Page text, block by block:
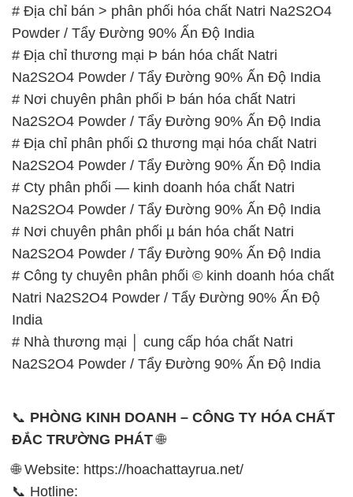
# Địa chỉ bán > phân phối hóa chất Natri Na2S2O4
Powder / Tẩy Đường 90% Ấn Độ India
# Địa chỉ thương mại Þ bán hóa chất Natri
Na2S2O4 Powder / Tẩy Đường 90% Ấn Độ India
# Nơi chuyên phân phối Þ bán hóa chất Natri
Na2S2O4 Powder / Tẩy Đường 90% Ấn Độ India
# Địa chỉ phân phối Ω thương mại hóa chất Natri
Na2S2O4 Powder / Tẩy Đường 90% Ấn Độ India
# Cty phân phối — kinh doanh hóa chất Natri
Na2S2O4 Powder / Tẩy Đường 90% Ấn Độ India
# Nơi chuyên phân phối µ bán hóa chất Natri
Na2S2O4 Powder / Tẩy Đường 90% Ấn Độ India
# Công ty chuyên phân phối © kinh doanh hóa chất
Natri Na2S2O4 Powder / Tẩy Đường 90% Ấn Độ
India
# Nhà thương mại │ cung cấp hóa chất Natri
Na2S2O4 Powder / Tẩy Đường 90% Ấn Độ India
📞 PHÒNG KINH DOANH – CÔNG TY HÓA CHẤT
ĐẮC TRƯỜNG PHÁT🌐
🌐 Website: https://hoachattayrua.net/
📞 Hotline: